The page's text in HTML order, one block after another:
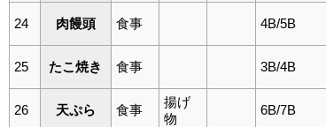
24 肉饅頭 食事 4B/5B
25 たこ焼き 食事 3B/4B
26 天ぷら 食事
揚げ
物
6B/7B